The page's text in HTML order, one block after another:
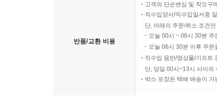
반품/교환 비용
고객의 단순변심 및 착오구
직수입양서/직수입일서중
단, 아래의 주문/취소 조건
오늘 00시 ~ 06시 30분
오늘 06시 30분 이후 주
직수입 음반/영상물/기프트
단, 당일 00시~13시 사이의
박스 포장은 택배 배송이